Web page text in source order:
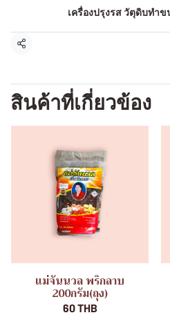
เครื่องปรุงรส วัตุดิบทำ
แชร์
สินค้าที่เกี่ยวข้อง
แม่จันนวล พริกลาบ
200กรัม(ถุง)
60 THB